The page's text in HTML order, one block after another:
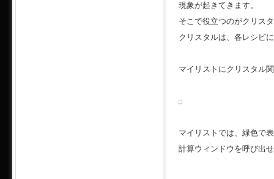
現象が起きてきます。
そこで役立つのがクリス
クリスタルは、各レシピ
マイリストにクリスタル
マイリストでは、緑色で
計算ウィンドウを呼び出